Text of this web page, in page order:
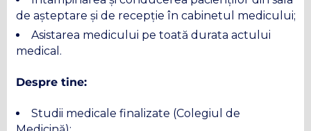
de așteptare și de recepție în cabinetul medicului;
Asistarea medicului pe toată durata actului
medical.
Despre tine:
Studii medicale finalizate (Colegiul de